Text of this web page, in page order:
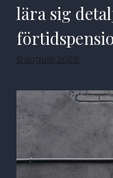
lära sig
6 augusti 2026